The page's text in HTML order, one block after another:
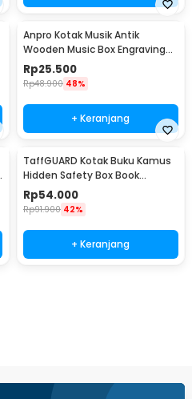
Anpro Kotak Musik Antik
Wooden Music Box Engraving
Harry Potter - ADQ0194
Rp25.500
Rp48.900 48%
+ Keranjang
TaffGUARD Kotak Buku Kamus
Hidden Safety Box Book
Password Lock Size S - KB-10P
Rp54.000
Rp91.900 42%
+ Keranjang